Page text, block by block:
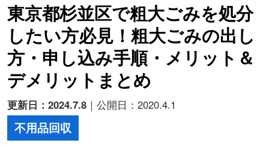
東京都杉並区で粗大ごみを処分
したい方必見！粗大ごみの出し
方・申し込み手順・メリット＆
デメリットまとめ
更新日：2024.7.8｜公開日：2020.4.1
不用品回収